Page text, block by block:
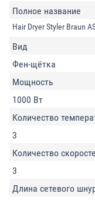
Полное название
Hair Dryer Styler Braun
Вид
Фен-щётка
Мощность
1000 Вт
Количество
3
Количество
3
Длина сетевого